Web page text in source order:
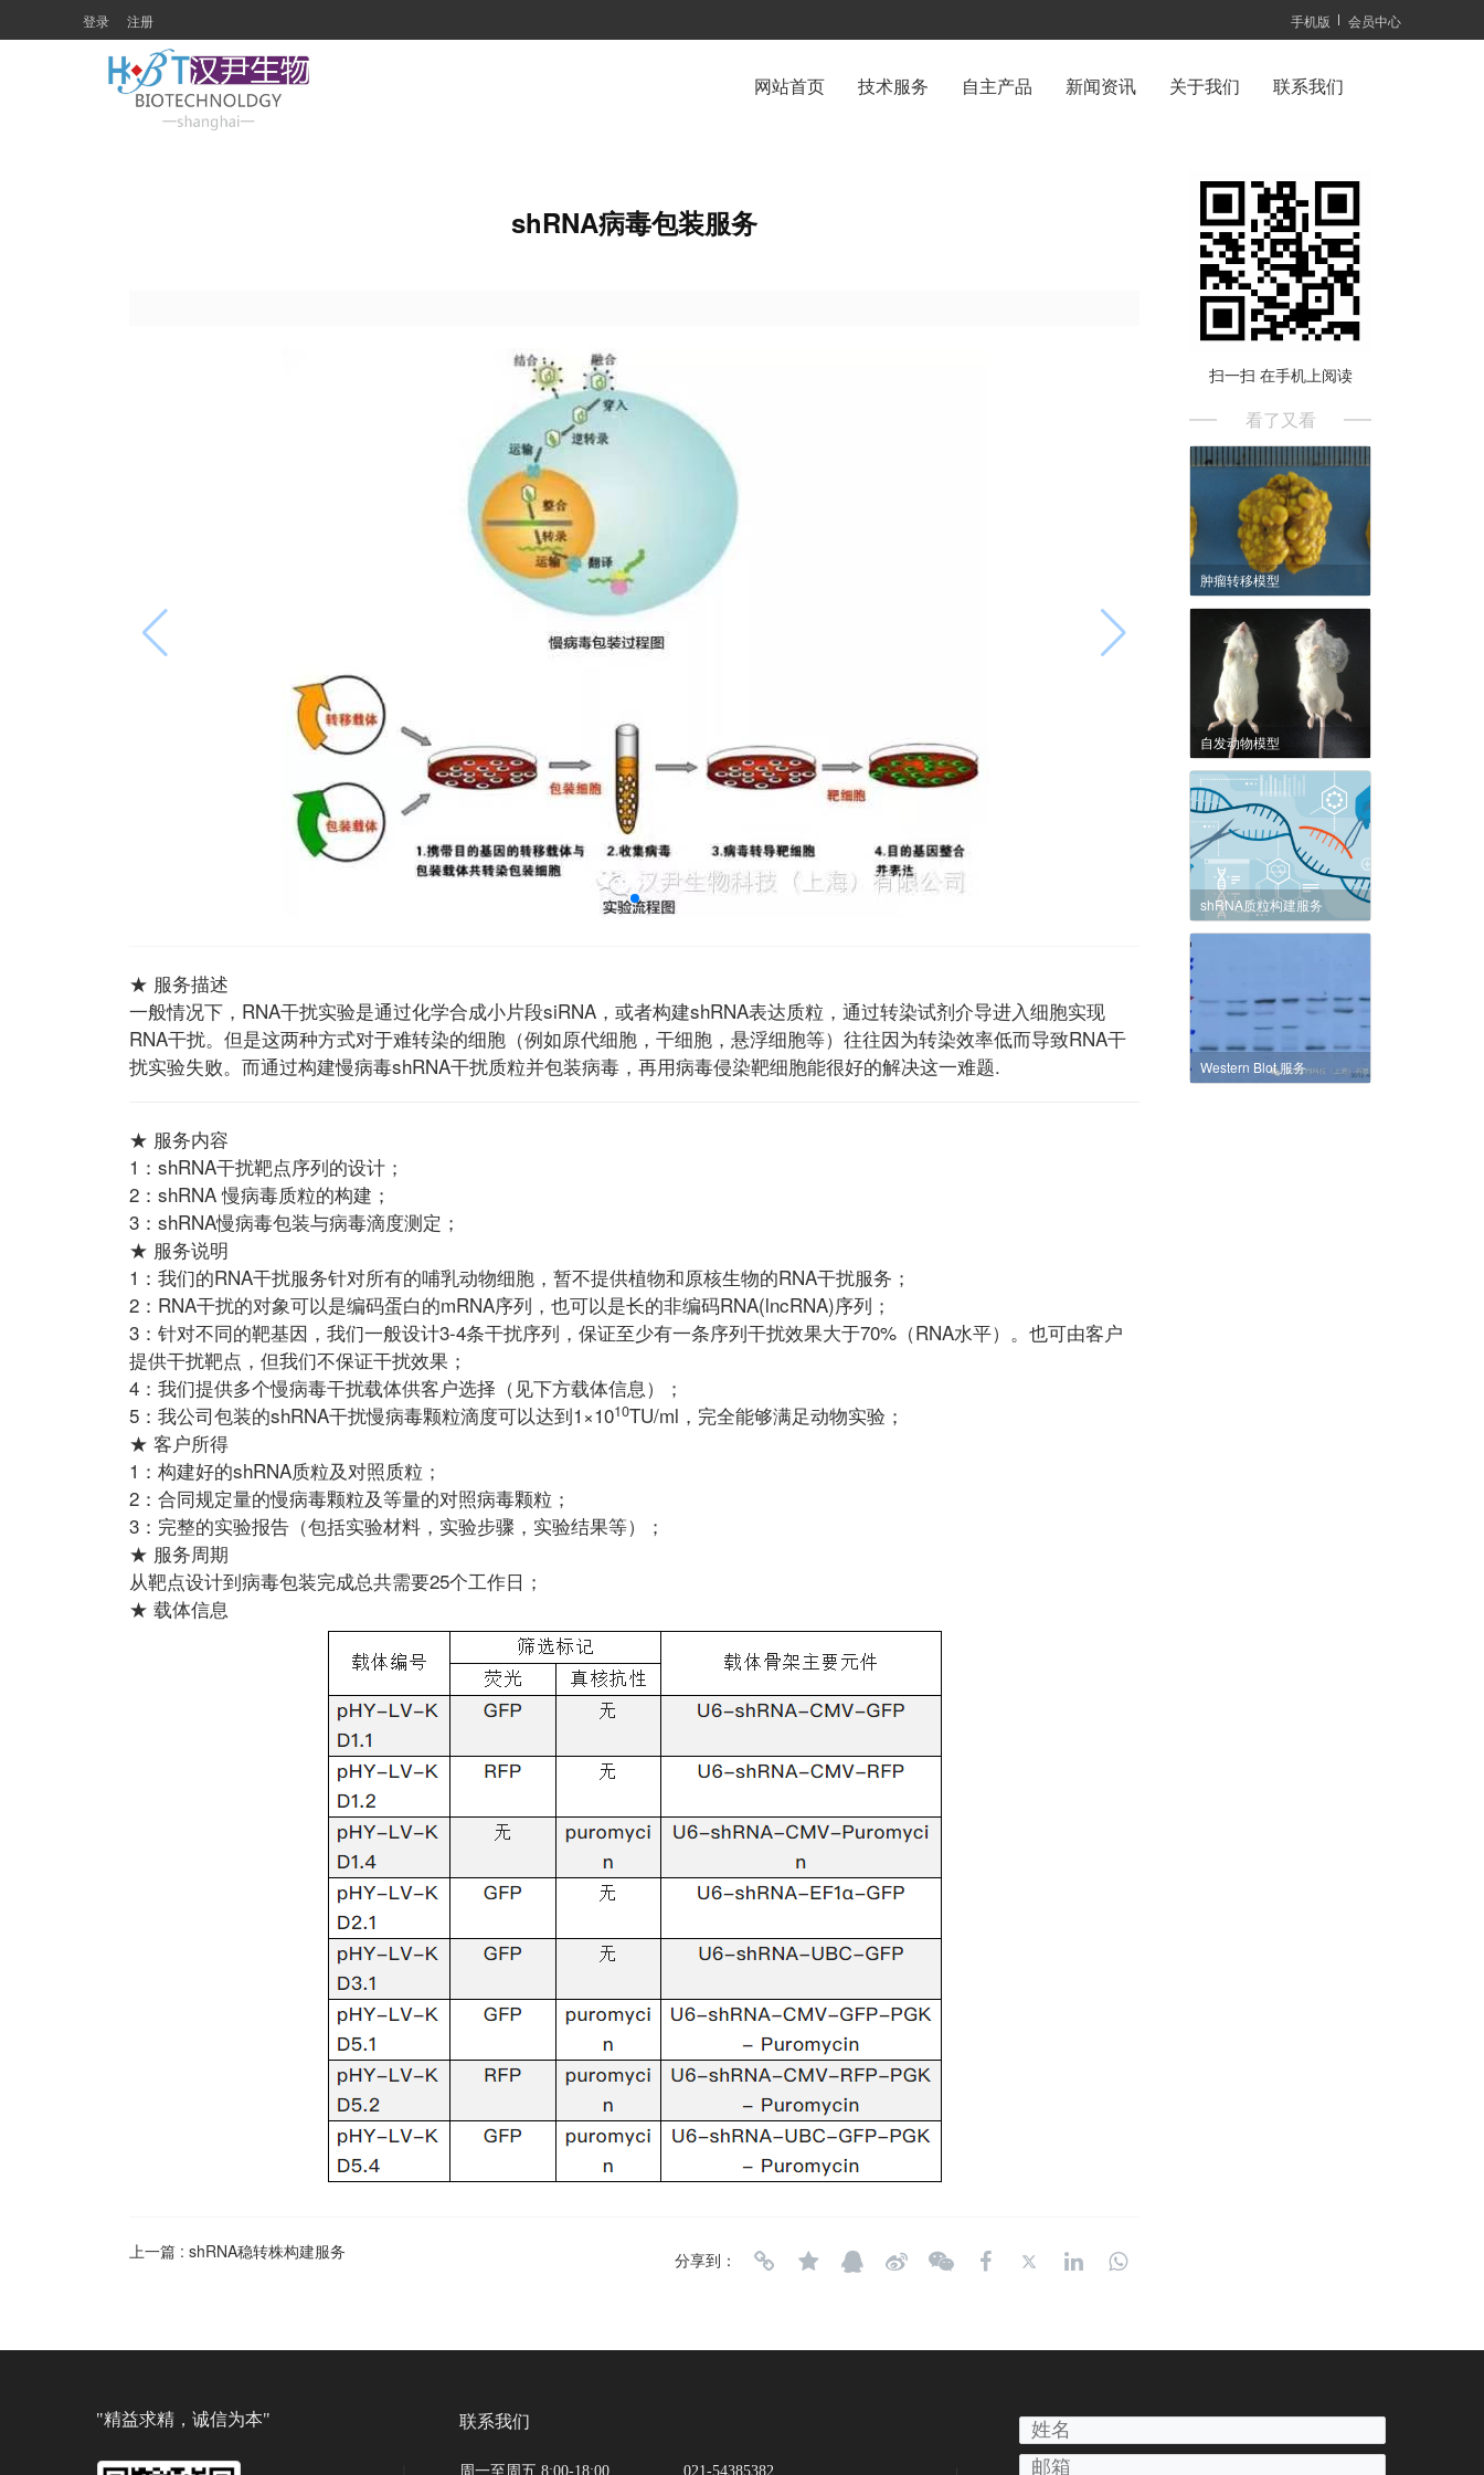
登录 注册 手机版 会员中心
网站首页 技术服务 自主产品 新闻资讯 关于我们 联系我们
shRNA病毒包装服务
★ 服务描述
一般情况下，RNA干扰实验是通过化学合成小片段siRNA，或者构建shRNA表达质粒，通过转染试剂介导进入细胞实现
RNA干扰。但是这两种方式对于难转染的细胞（例如原代细胞，干细胞，悬浮细胞等）往往因为转染效率低而导致RNA干
扰实验失败。而通过构建慢病毒shRNA干扰质粒并包装病毒，再用病毒侵染靶细胞能很好的解决这一难题.
★ 服务内容
1：shRNA干扰靶点序列的设计；
2：shRNA 慢病毒质粒的构建；
3：shRNA慢病毒包装与病毒滴度测定；
★ 服务说明
1：我们的RNA干扰服务针对所有的哺乳动物细胞，暂不提供植物和原核生物的RNA干扰服务；
2：RNA干扰的对象可以是编码蛋白的mRNA序列，也可以是长的非编码RNA(lncRNA)序列；
3：针对不同的靶基因，我们一般设计3-4条干扰序列，保证至少有一条序列干扰效果大于70%（RNA水平）。也可由客户
提供干扰靶点，但我们不保证干扰效果；
4：我们提供多个慢病毒干扰载体供客户选择（见下方载体信息）；
5：我公司包装的shRNA干扰慢病毒颗粒滴度可以达到1×1010TU/ml，完全能够满足动物实验；
★ 客户所得
1：构建好的shRNA质粒及对照质粒；
2：合同规定量的慢病毒颗粒及等量的对照病毒颗粒；
3：完整的实验报告（包括实验材料，实验步骤，实验结果等）；
★ 服务周期
从靶点设计到病毒包装完成总共需要25个工作日；
★ 载体信息
上一篇 : shRNA稳转株构建服务 分享到：
扫一扫 在手机上阅读
看了又看
肿瘤转移模型
自发动物模型
shRNA质粒构建服务
Western Blot 服务
联系我们
021-54385382
周一至周五 8:00-18:00
"精益求精，诚信为本"